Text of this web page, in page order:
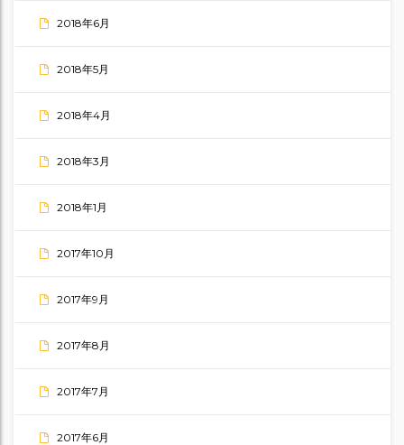
2018年6月
2018年5月
2018年4月
2018年3月
2018年1月
2017年10月
2017年9月
2017年8月
2017年7月
2017年6月